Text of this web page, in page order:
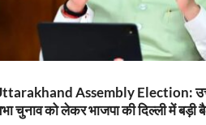
Assembly Election:
चुनाव को लेकर भाजपा की दिल्ली में बड़ी